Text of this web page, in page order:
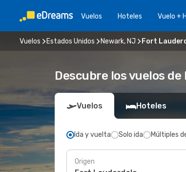
Vuelos Hoteles Vuelo +
Vuelos Estados Unidos Newark, NJ Fort
Descubre los vuelos
Vuelos Hoteles
Ida y vuelta Solo ida Múltiples
Origen